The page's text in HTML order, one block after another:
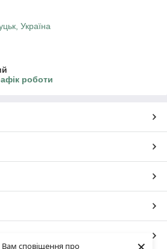
Вам сповіщення про
Україна
роботи